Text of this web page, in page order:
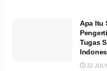
Apa Itu
Tugas
22